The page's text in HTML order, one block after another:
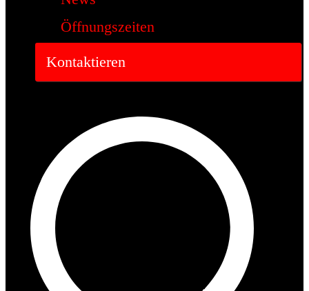
Öffnungszeiten
Kontaktieren